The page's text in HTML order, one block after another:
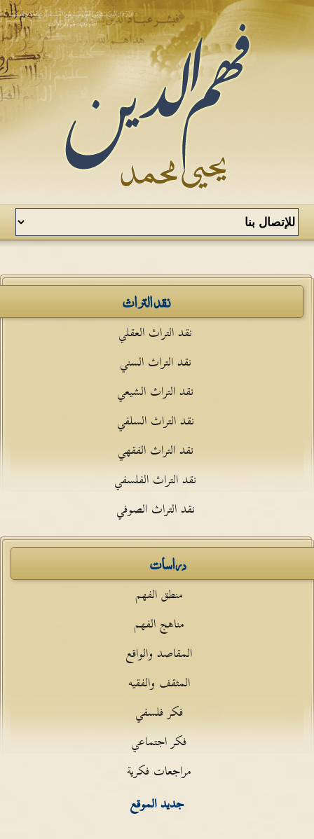
نقد التراث
نقد التراث العقلي
نقد التراث السني
نقد التراث الشيعي
نقد التراث السلفي
نقد التراث الفقهي
نقد التراث الفلسفي
نقد التراث الصوفي
دراسات
منطق الفهم
مناهج الفهم
المقاصد والواقع
المثقف والفقيه
فكر فلسفي
فكر اجتماعي
مراجعات فكرية
جديد الموقع